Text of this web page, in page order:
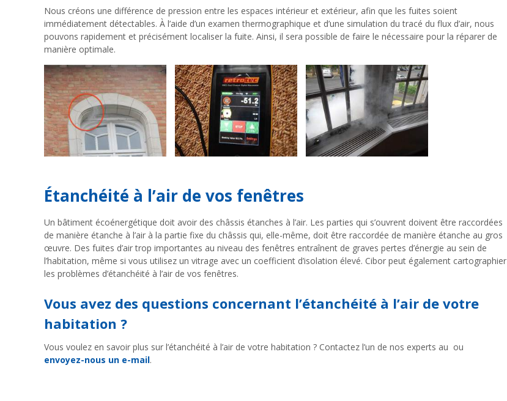
Nous créons une différence de pression entre les espaces intérieur et extérieur, afin que les fuites soient
immédiatement détectables. À l’aide d’un examen thermographique et d’une simulation du tracé du flux d’air, nous
pouvons rapidement et précisément localiser la fuite. Ainsi, il sera possible de faire le nécessaire pour la réparer de
manière optimale.
Étanchéité à l’air de vos fenêtres
Un bâtiment écoénergétique doit avoir des châssis étanches à l’air. Les parties qui s’ouvrent doivent être raccordées
de manière étanche à l’air à la partie fixe du châssis qui, elle-même, doit être raccordée de manière étanche au gros
œuvre. Des fuites d’air trop importantes au niveau des fenêtres entraînent de graves pertes d’énergie au sein de
l’habitation, même si vous utilisez un vitrage avec un coefficient d’isolation élevé. Cibor peut également cartographier
les problèmes d’étanchéité à l’air de vos fenêtres.
Vous avez des questions concernant l’étanchéité à l’air de votre
habitation ?
Vous voulez en savoir plus sur l’étanchéité à l’air de votre habitation ? Contactez l’un de nos experts au ou
envoyez-nous un e-mail.